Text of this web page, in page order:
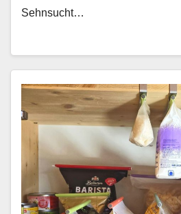
Sehn­sucht…